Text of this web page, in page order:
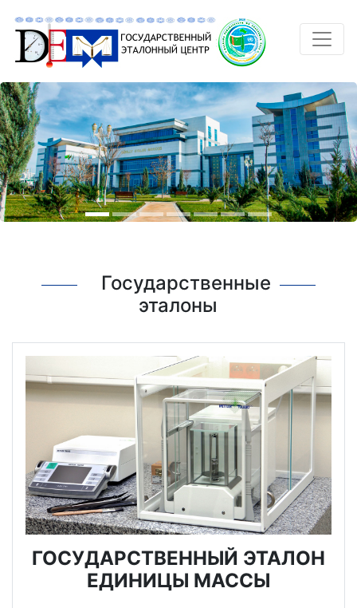
Государственные
эталоны
ГОСУДАРСТВЕННЫЙ ЭТАЛОН
ЕДИНИЦЫ МАССЫ